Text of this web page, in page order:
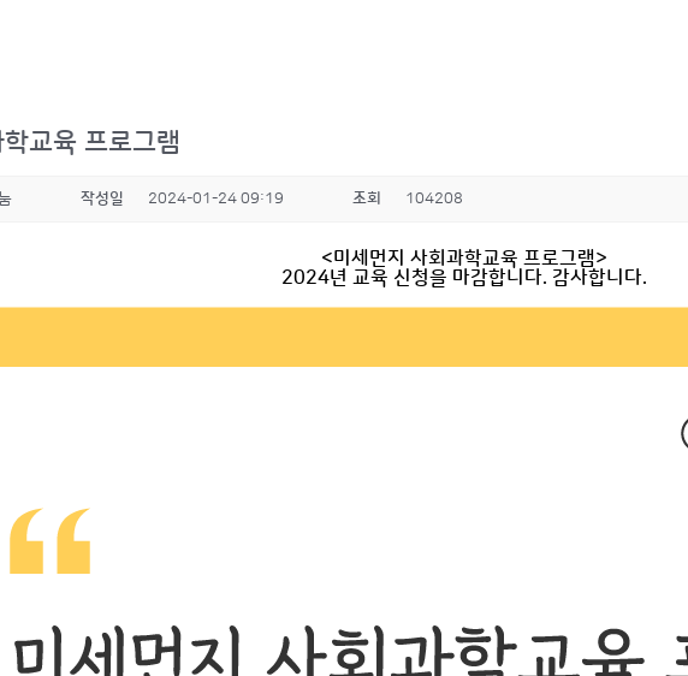
교육 프로그램
작성일 2024-01-24 09:19 조회 104208
<미세먼지 사회과학교육 프로그램>
2024년 교육 신청을 마감합니다. 감사합니다.